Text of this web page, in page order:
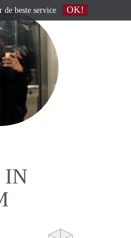
IN
de beste service OK!